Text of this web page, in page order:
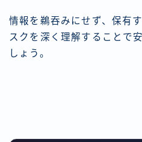
情報を鵜吞みにせず、保有
スクを深く理解することで
しょう。